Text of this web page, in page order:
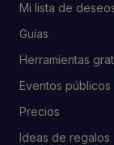
Mi lista de
Guías
Herramientas
Eventos públicos
Precios
Ideas de regalos